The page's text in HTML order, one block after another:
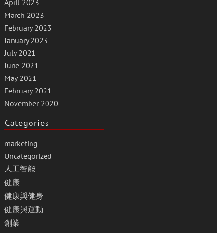
April 2023
March 2023
February 2023
January 2023
July 2021
June 2021
May 2021
February 2021
November 2020
Categories
marketing
Uncategorized
人工智能
健康
健康與健身
健康與運動
創業